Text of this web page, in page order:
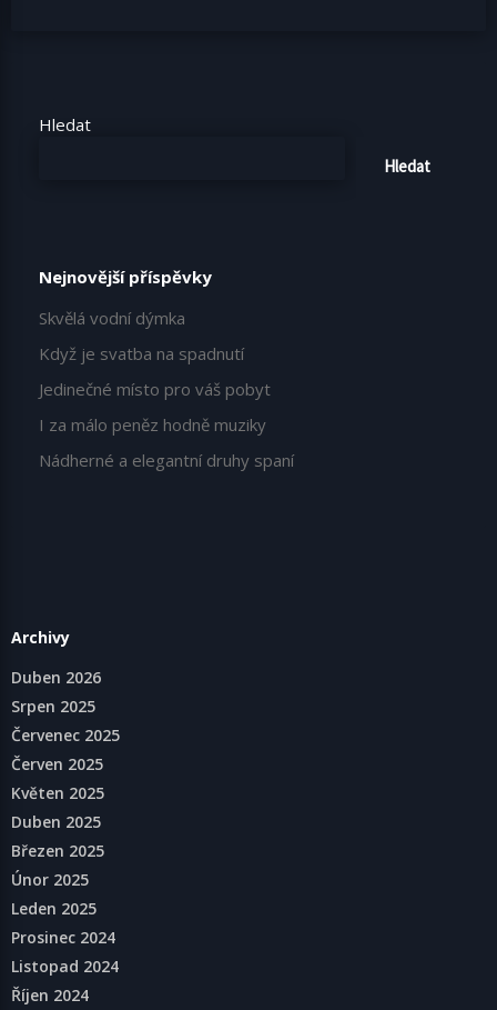
Hledat
Hledat
Nejnovější příspěvky
Skvělá vodní dýmka
Když je svatba na spadnutí
Jedinečné místo pro váš pobyt
I za málo peněz hodně muziky
Nádherné a elegantní druhy spaní
Archivy
Duben 2026
Srpen 2025
Červenec 2025
Červen 2025
Květen 2025
Duben 2025
Březen 2025
Únor 2025
Leden 2025
Prosinec 2024
Listopad 2024
Říjen 2024